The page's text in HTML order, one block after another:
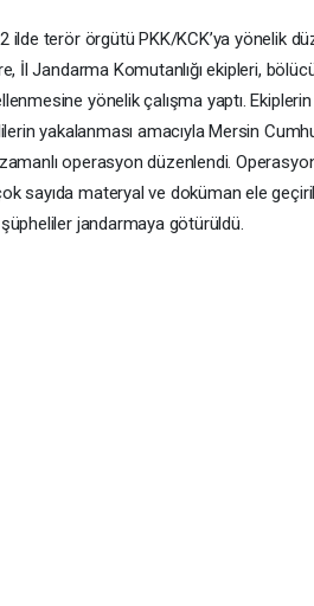
ilde terör örgütü PKK/KCK’ya yönelik
İl Jandarma Komutanlığı ekipleri,
yönelik çalışma yaptı.
yakalanması amacıyla Mersin
zamanlı operasyon düzenlendi.
sayıda materyal ve doküman ele
şüpheliler jandarmaya götürüldü.